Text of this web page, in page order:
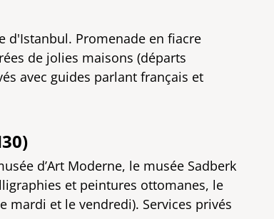
d'Istanbul. Promenade en fiacre
de jolies maisons (départs
avec guides parlant français et
d’Art Moderne, le musée Sadberk
et peintures ottomanes, le
mardi et le vendredi). Services privés